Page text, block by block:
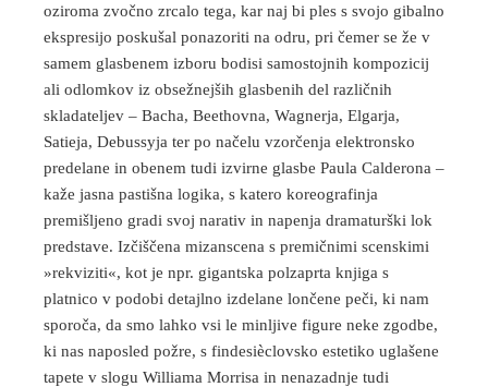
oziroma zvočno zrcalo tega, kar naj bi ples s svojo gibalno
ekspresijo poskušal ponazoriti na odru, pri čemer se že v
samem glasbenem izboru bodisi samostojnih kompozicij
ali odlomkov iz obsežnejših glasbenih del različnih
skladateljev – Bacha, Beethovna, Wagnerja, Elgarja,
Satieja, Debussyja ter po načelu vzorčenja elektronsko
predelane in obenem tudi izvirne glasbe Paula Calderona –
kaže jasna pastišna logika, s katero koreografinja
premišljeno gradi svoj narativ in napenja dramaturški lok
predstave. Izčiščena mizanscena s premičnimi scenskimi
»rekviziti«, kot je npr. gigantska polzaprta knjiga s
platnico v podobi detajlno izdelane lončene peči, ki nam
sporoča, da smo lahko vsi le minljive figure neke zgodbe,
ki nas naposled požre, s findesièclovsko estetiko uglašene
tapete v slogu Williama Morrisa in nenazadnje tudi